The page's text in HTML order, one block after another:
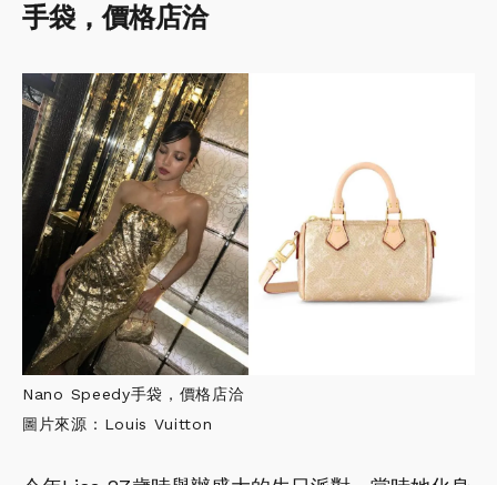
手袋，價格店洽
Nano Speedy手袋，價格店洽
圖片來源：Louis Vuitton